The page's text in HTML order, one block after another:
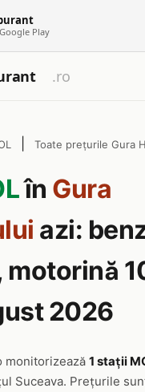
Play
Toate prețurile Gura
în Gura
azi:
motorină
2026
monitorizează 1 stații
Suceava. Prețurile